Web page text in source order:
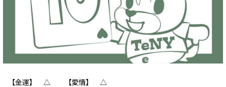
【金運】 △ 【愛情】 △